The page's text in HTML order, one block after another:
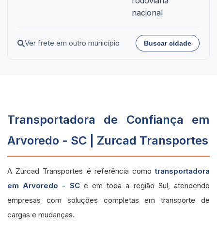
nacional
Ver frete em outro município Buscar cidade
Transportadora de Confiança em
Arvoredo - SC | Zurcad Transportes
A Zurcad Transportes é referência comotransportadora
em Arvoredo - SCe em toda a região Sul, atendendo
empresas com soluções completas em transporte de
cargas e mudanças.